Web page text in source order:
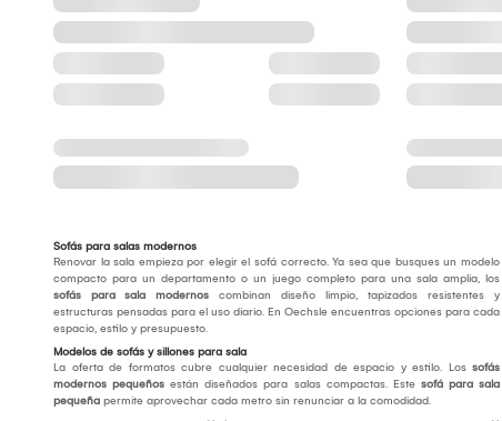
Sofás para salas modernos
Renovar la sala empieza por elegir el sofá correcto. Ya sea que busques un modelo
compacto para un departamento o un juego completo para una sala amplia, los
sofás para sala modernos combinan diseño limpio, tapizados resistentes y
estructuras pensadas para el uso diario. En Oechsle encuentras opciones para cada
espacio, estilo y presupuesto.
Modelos de sofás y sillones para sala
La oferta de formatos cubre cualquier necesidad de espacio y estilo. Los sofás
modernos pequeños están diseñados para salas compactas. Este sofá para sala
pequeña permite aprovechar cada metro sin renunciar a la comodidad.